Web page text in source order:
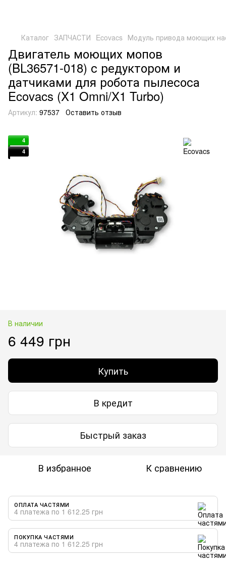
Каталог ЗАПЧАСТИ Ecovacs Модуль привода моющих
Двигатель моющих мопов
(BL36571-018) с редуктором и
датчиками для робота пылесоса
Ecovacs (X1 Omni/X1 Turbo)
Артикул: 97537 Оставить отзыв
4
4
В наличии
6 449 грн
Купить
В кредит
Быстрый заказ
В избранное К сравнению
ОПЛАТА ЧАСТЯМИ
4 платежа по 1 612.25 грн
ПОКУПКА ЧАСТЯМИ
4 платежа по 1 612.25 грн